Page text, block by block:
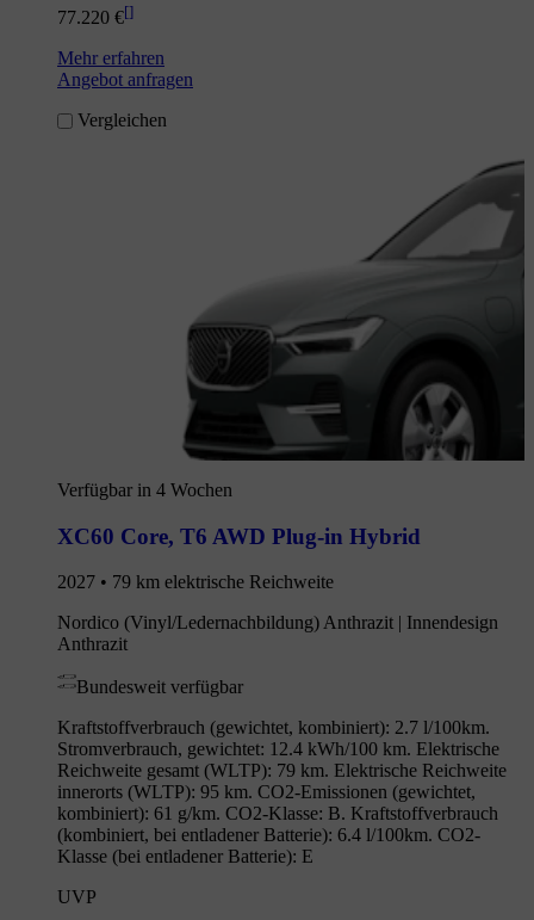
77.220 €[]
Mehr erfahren
Angebot anfragen
Vergleichen
Verfügbar in 4 Wochen
XC60 Core, T6 AWD Plug-in Hybrid
2027 • 79 km elektrische Reichweite
Nordico (Vinyl/Ledernachbildung) Anthrazit | Innendesign
Anthrazit
Bundesweit verfügbar
Kraftstoffverbrauch (gewichtet, kombiniert): 2.7 l/100km.
Stromverbrauch, gewichtet: 12.4 kWh/100 km. Elektrische
Reichweite gesamt (WLTP): 79 km. Elektrische Reichweite
innerorts (WLTP): 95 km. CO2-Emissionen (gewichtet,
kombiniert): 61 g/km. CO2-Klasse: B. Kraftstoffverbrauch
(kombiniert, bei entladener Batterie): 6.4 l/100km. CO2-
Klasse (bei entladener Batterie): E
UVP